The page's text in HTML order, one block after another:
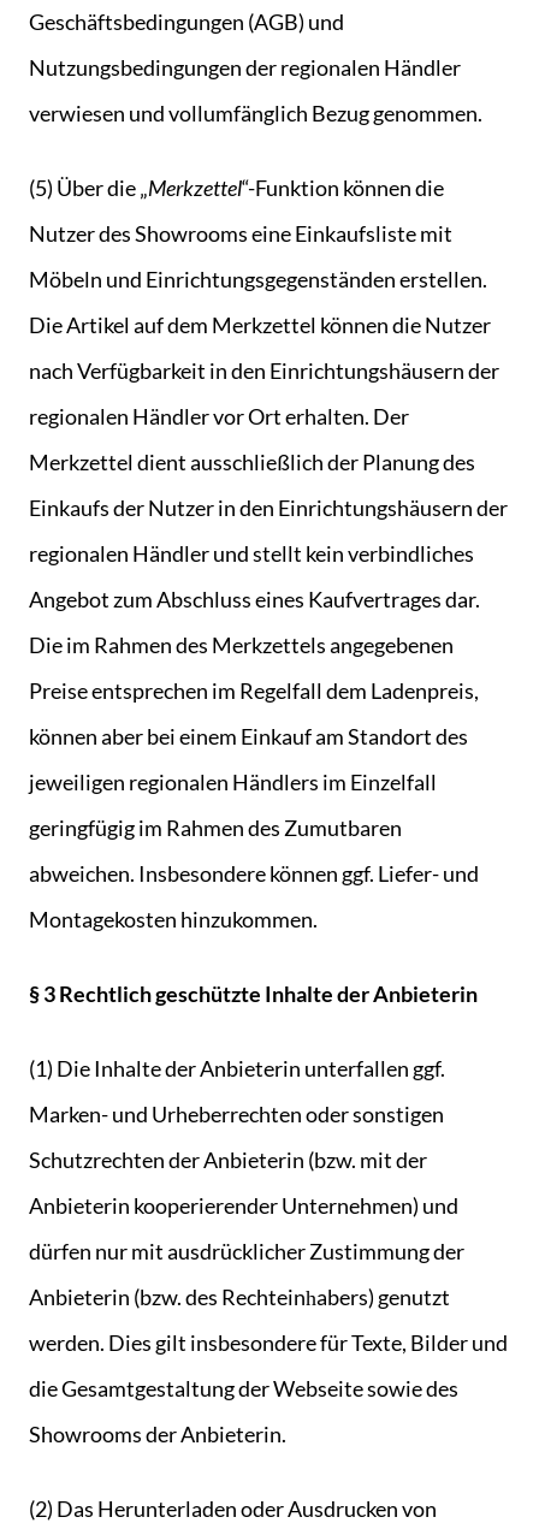
Geschäftsbedingungen (AGB) und
Nutzungsbedingungen der regionalen Händler
verwiesen und vollumfänglich Bezug genommen.
(5) Über die „Merkzettel“-Funktion können die
Nutzer des Showrooms eine Einkaufsliste mit
Möbeln und Einrichtungsgegenständen erstellen.
Die Artikel auf dem Merkzettel können die Nutzer
nach Verfügbarkeit in den Einrichtungshäusern der
regionalen Händler vor Ort erhalten. Der
Merkzettel dient ausschließlich der Planung des
Einkaufs der Nutzer in den Einrichtungshäusern der
regionalen Händler und stellt kein verbindliches
Angebot zum Abschluss eines Kaufvertrages dar.
Die im Rahmen des Merkzettels angegebenen
Preise entsprechen im Regelfall dem Ladenpreis,
können aber bei einem Einkauf am Standort des
jeweiligen regionalen Händlers im Einzelfall
geringfügig im Rahmen des Zumutbaren
abweichen. Insbesondere können ggf. Liefer- und
Montagekosten hinzukommen.
§ 3 Rechtlich geschützte Inhalte der Anbieterin
(1) Die Inhalte der Anbieterin unterfallen ggf.
Marken- und Urheberrechten oder sonstigen
Schutzrechten der Anbieterin (bzw. mit der
Anbieterin kooperierender Unternehmen) und
dürfen nur mit ausdrücklicher Zustimmung der
Anbieterin (bzw. des Rechteinһabers) genutzt
werden. Dies gilt insbesondere für Texte, Bilder und
die Gesamtgestaltung der Webseite sowie des
Showrooms der Anbieterin.
(2) Das Herunterladen oder Ausdrucken von